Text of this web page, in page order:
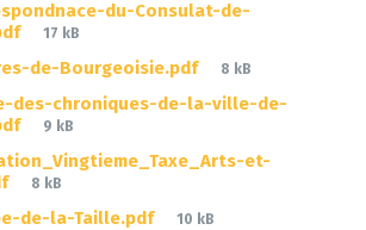
du-Consulat-de-
File
17 kB
de-Bourgeoisie.pdf
File
8 kB
des-chroniques-de-la-ville-de-
File
9 kB
et-
File
8 kB
de-la-Taille.pdf
File
10 kB